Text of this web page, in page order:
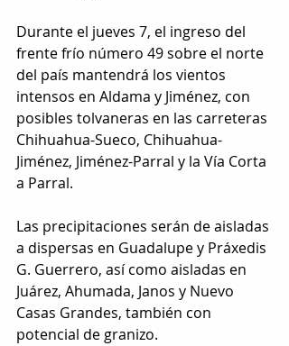
Durante el jueves 7, el ingreso del
frente frío número 49 sobre el norte
del país mantendrá los vientos
intensos en Aldama y Jiménez, con
posibles tolvaneras en las carreteras
Chihuahua-Sueco, Chihuahua-
Jiménez, Jiménez-Parral y la Vía Corta
a Parral.
Las precipitaciones serán de aisladas
a dispersas en Guadalupe y Práxedis
G. Guerrero, así como aisladas en
Juárez, Ahumada, Janos y Nuevo
Casas Grandes, también con
potencial de granizo.